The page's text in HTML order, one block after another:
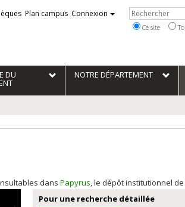
Plan campus Connexion
Ce site
DU NOTRE DÉPARTEMENT
dans Papyrus, le dépôt institutionnel
Pour une recherche détaillée